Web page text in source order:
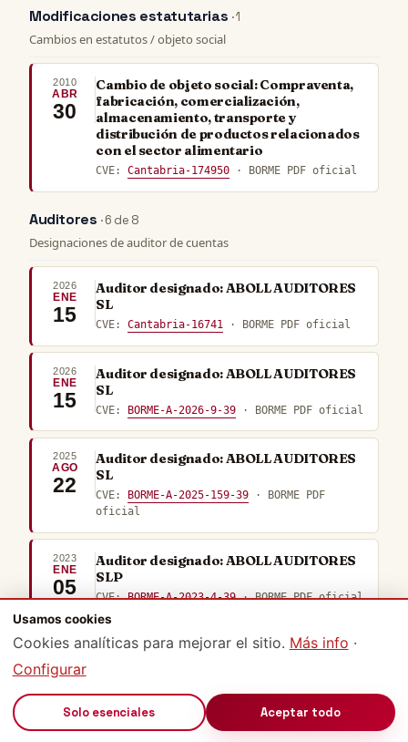
Modificaciones estatutarias · 1
Cambios en estatutos / objeto social
2010
ABR
30
Cambio de objeto social: Compraventa,
fabricación, comercialización,
almacenamiento, transporte y
distribución de productos relacionados
con el sector alimentario
CVE:Cantabria-174950 · BORME PDF oficial
Auditores · 6 de 8
Designaciones de auditor de cuentas
2026
ENE
15
Auditor designado: ABOLL AUDITORES
SL
CVE:Cantabria-16741 · BORME PDF oficial
2026
ENE
15
Auditor designado: ABOLL AUDITORES
SL
CVE: BORME-A-2026-9-39 · BORME PDF oficial
2025
AGO
22
Auditor designado: ABOLL AUDITORES
SL
CVE: BORME-A-2025-159-39 · BORME PDF
oficial
2023
ENE
05
Auditor designado: ABOLL AUDITORES
SLP
CVE:BORME-A-2023-4-39· BORME PDF oficial
2022
27
Auditor designado: ABOLL AUDITORES
oficial
Usamos cookies
Cookies analíticas para mejorar el sitio. Más info ·
Configurar
Solo esenciales Aceptar todo